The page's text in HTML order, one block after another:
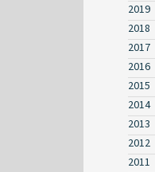
2019
2018
2017
2016
2015
2014
2013
2012
2011